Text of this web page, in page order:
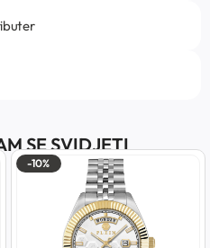
SE SVIDJETI
-10%